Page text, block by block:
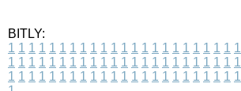
BITLY:
1 1 1 1 1 1 1 1 1 1 1 1 1 1 1 1 1 1 1 1 1 1 1
1 1 1 1 1 1 1 1 1 1 1 1 1 1 1 1 1 1 1 1 1 1 1
1 1 1 1 1 1 1 1 1 1 1 1 1 1 1 1 1 1 1 1 1 1 1